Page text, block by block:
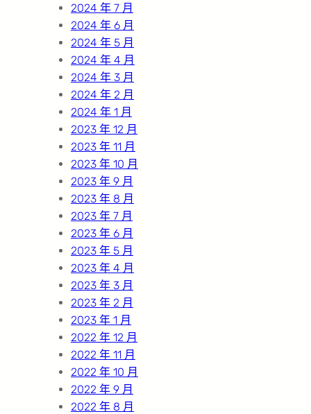
2024 年 7 月
2024 年 6 月
2024 年 5 月
2024 年 4 月
2024 年 3 月
2024 年 2 月
2024 年 1 月
2023 年 12 月
2023 年 11 月
2023 年 10 月
2023 年 9 月
2023 年 8 月
2023 年 7 月
2023 年 6 月
2023 年 5 月
2023 年 4 月
2023 年 3 月
2023 年 2 月
2023 年 1 月
2022 年 12 月
2022 年 11 月
2022 年 10 月
2022 年 9 月
2022 年 8 月